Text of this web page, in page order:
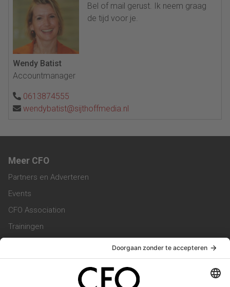
Bel of mail gerust. Ik neem graag
de tijd voor je.
Wendy Batist
Accountmanager
0613874555
wendybatist@sijthoffmedia.nl
Meer CFO
Partners en Adverteren
Events
CFO Association
Trainingen
Vacatures
Service & Contact